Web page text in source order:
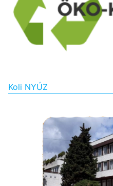
Koli NYÚZ